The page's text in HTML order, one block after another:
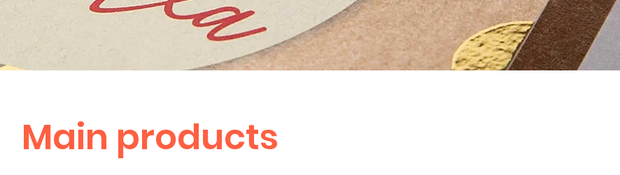
Main products